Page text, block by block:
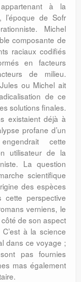
à la
l’époque de Sofr
Michel
composante de
raciaux codifiés
en facteurs
de milieu.
ou Michel ait
de ce
solutions finales.
existaient déjà à
profane d’un
cette
utilisateur de la
La question
scientifique
des espèces
perspective
verniens, le
de son aspect
à la science
dans ce voyage ;
pas fournies
mas également